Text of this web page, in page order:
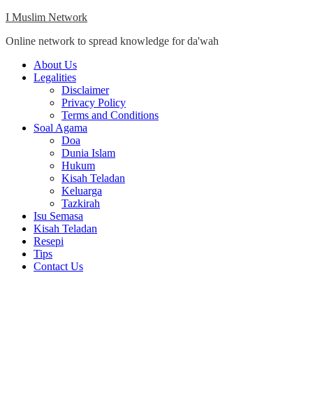
Skip
content
I Muslim Network
Online network to spread knowledge for da'wah
Close
Menu
About Us
Legalities
Disclaimer
Privacy Policy
Terms and Conditions
Soal Agama
Doa
Dunia Islam
Hukum
Kisah Teladan
Keluarga
Tazkirah
Isu Semasa
Kisah Teladan
Resepi
Tips
Contact Us